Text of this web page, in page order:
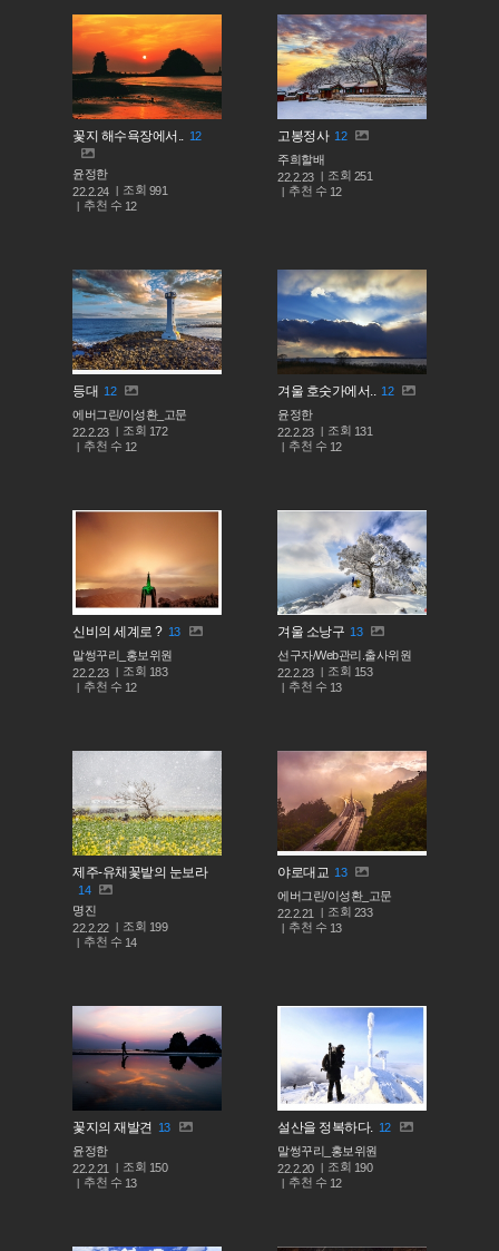
꽃지 해수욕장에서.. 12
윤정한
22.2.24
조회 991
추천 수 12
고봉정사 12
주희할배
22.2.23
조회 251
추천 수 12
등대 12
에버그린/이성환_고문
22.2.23
조회 172
추천 수 12
겨울 호숫가에서..
12
윤정한
22.2.23
조회 131
추천 수 12
신비의 세계로 ? 13
말썽꾸리_홍보위원
22.2.23
조회 183
추천 수 12
겨울 소낭구 13
선구자/Web관리.출사위원
22.2.23
조회 153
추천 수 13
제주-유채꽃밭의 눈보라
14
명진
22.2.22
조회 199
추천 수 14
야로대교 13
에버그린/이성환_고문
22.2.21
조회 233
추천 수 13
꽃지의 재발견 13
윤정한
22.2.21
조회 150
추천 수 13
설산을 정복하다.
12
말썽꾸리_홍보위원
22.2.20
조회 190
추천 수 12